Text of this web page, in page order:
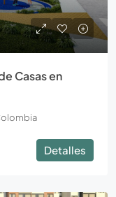
Casas en
Detalles